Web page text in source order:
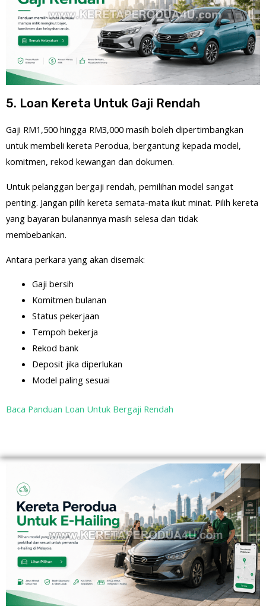
5. Loan Kereta Untuk Gaji Rendah
Gaji RM1,500 hingga RM3,000 masih boleh dipertimbangkan
untuk membeli kereta Perodua, bergantung kepada model,
komitmen, rekod kewangan dan dokumen.
Untuk pelanggan bergaji rendah, pemilihan model sangat
penting. Jangan pilih kereta semata-mata ikut minat. Pilih kereta
yang bayaran bulanannya masih selesa dan tidak
membebankan.
Antara perkara yang akan disemak:
Gaji bersih
Komitmen bulanan
Status pekerjaan
Tempoh bekerja
Rekod bank
Deposit jika diperlukan
Model paling sesuai
Baca Panduan Loan Untuk Bergaji Rendah